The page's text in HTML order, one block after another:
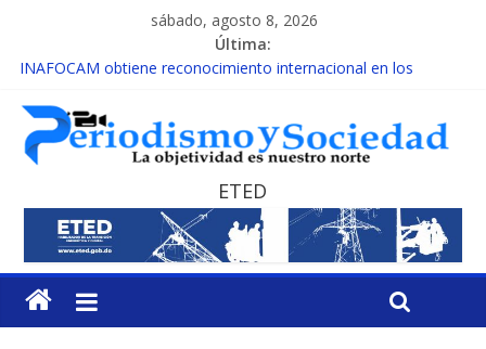
sábado, agosto 8, 2026
Última:
INAFOCAM obtiene reconocimiento internacional en los
15 de febrero de cada año es Día Nacional de la lucha contra el
cáncer infantil
EL ENFOQUE UNILATERAL DE LA COALICIÓN
MESCyT y Universidad Albizu apoyarán rehabilitación de
reclusos
MESCyT presenta calendario de Consulta Nacional por la
Educación
ETED